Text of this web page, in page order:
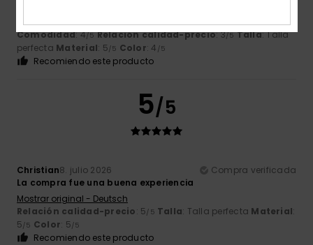
Mostrar original - Français
Comodidad: 4/5 Relación calidad-precio: 3/5 Talla: Talla
perfecta Material: 5/5 Color: 4 /5
Recomiendo este producto
5/5
Christian8. julio 2026
Compra verificada
La compra fue una buena experiencia
Mostrar original - Deutsch
Relación calidad-precio: 5/5 Talla: Talla perfecta Material:
5/5 Color: 5/5
Recomiendo este producto